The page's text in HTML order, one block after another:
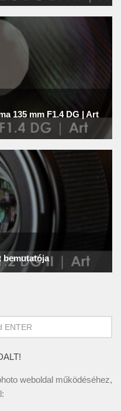
weboldal működéséhez,